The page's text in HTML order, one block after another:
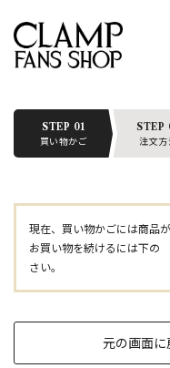
STEP 01
買い物かご
STEP
注文方
現在、買い物かごには商品
お買い物を続けるには下の
さい。
元の画面に